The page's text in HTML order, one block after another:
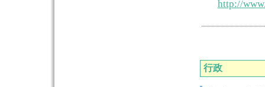
http://
行政